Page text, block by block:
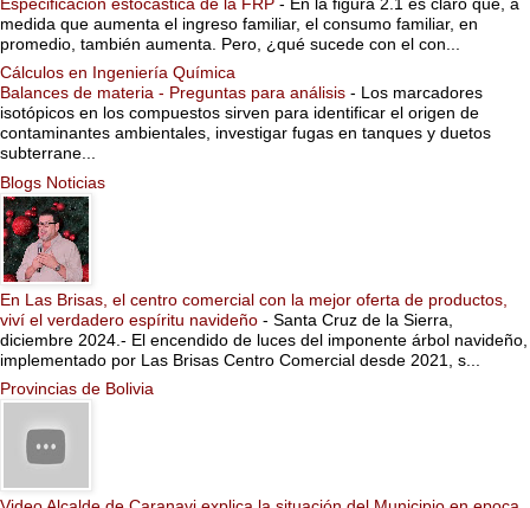
Especificación estocástica de la FRP - En la figura 2.1 es claro que, a
medida que aumenta el ingreso familiar, el consumo familiar, en
promedio, también aumenta. Pero, ¿qué sucede con el con...
Cálculos en Ingeniería Química
Balances de materia - Preguntas para análisis - Los marcadores
isotópicos en los compuestos sirven para identificar el origen de
contaminantes ambientales, investigar fugas en tanques y duetos
subterrane...
Blogs Noticias
En Las Brisas, el centro comercial con la mejor oferta de productos,
viví el verdadero espíritu navideño - Santa Cruz de la Sierra,
diciembre 2024.- El encendido de luces del imponente árbol navideño,
implementado por Las Brisas Centro Comercial desde 2021, s...
Provincias de Bolivia